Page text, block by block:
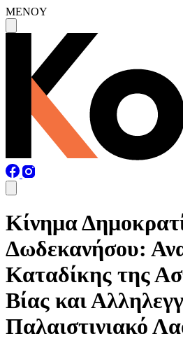
MENOY
Κίνημα
Δωδεκανήσου:
Καταδίκης της
Βίας και
Παλαιστινιακό